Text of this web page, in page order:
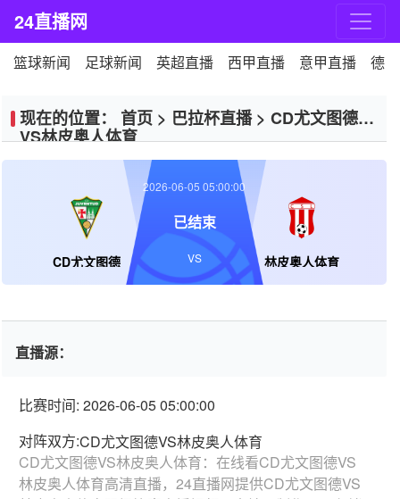
24直播网
篮球新闻 足球新闻 英超直播 西甲直播 意甲直播 德
现在的位置： 首页 > 巴拉杯直播> CD尤文图德
VS林皮奥人体育
CD尤文图德 林皮奥人体育
2026-06-05 05:00:00
已结束
VS
直播源：
比赛时间: 2026-06-05 05:00:00
对阵双方:CD尤文图德VS林皮奥人体育
CD尤文图德VS林皮奥人体育：在线看CD尤文图德VS
林皮奥人体育高清直播，24直播网提供CD尤文图德VS